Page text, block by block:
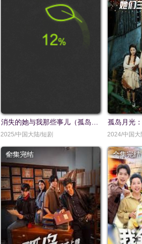
2025/中国大陆/短剧
孤岛月光
2024/中国大
全集完结 全集完结